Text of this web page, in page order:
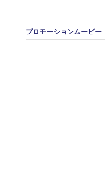
プロモーションムービー